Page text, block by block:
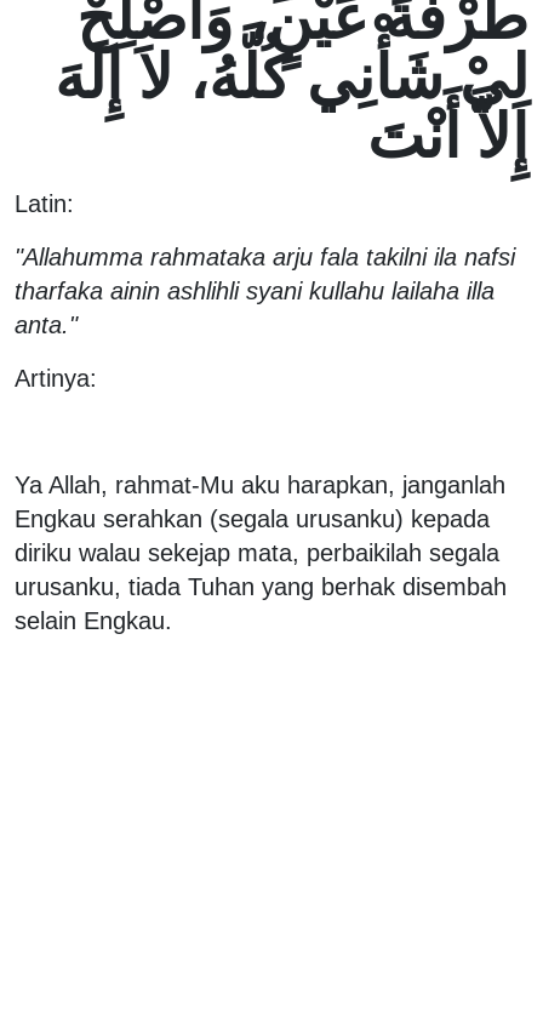
طَرْفَةَ عَيْنٍ، وَأَصْلِحْ
لِيْ شَأْنِي كُلَّهُ، لاَ إِلَهَ
إِلاَّ أَنْتَ
Latin:
"Allahumma rahmataka arju fala takilni ila nafsi
tharfaka ainin ashlihli syani kullahu lailaha illa
anta."
Artinya:
Ya Allah, rahmat-Mu aku harapkan, janganlah
Engkau serahkan (segala urusanku) kepada
diriku walau sekejap mata, perbaikilah segala
urusanku, tiada Tuhan yang berhak disembah
selain Engkau.